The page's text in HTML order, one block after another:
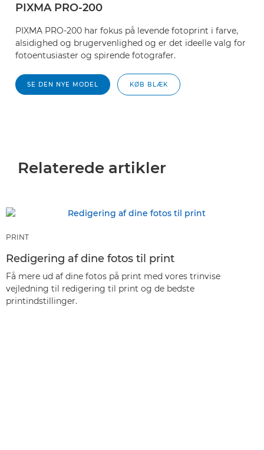
PIXMA PRO-200
PIXMA PRO-200 har fokus på levende fotoprint i farve,
alsidighed og brugervenlighed og er det ideelle valg for
fotoentusiaster og spirende fotografer.
SE DEN NYE MODEL KØB BLÆK
Relaterede artikler
PRINT
Redigering af dine fotos til print
Få mere ud af dine fotos på print med vores trinvise
vejledning til redigering til print og de bedste
printindstillinger.